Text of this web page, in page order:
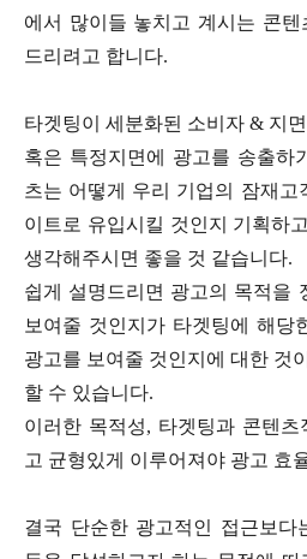
에서 많이들 놓치고 계시는 콘
드리려고 합니다.
타겟팅이 세분화된 소비자 & 지
혹은 특정지면에 광고를 송출하
츠는 어떻게 우리 기업의 잠재고
이트로 유입시킬 것인지 기획하
생각해주시면 좋을 것 같습니다.
쉽게 설명드리면 광고의 목적을
보여줄 것인지가 타겟팅에 해당
광고를 보여줄 것인지에 대한 것
할 수 있습니다.
이러한 목적성, 타겟팅과 콘텐
고 균형있게 이루어져야 광고 효
결국 단순한 광고적인 접근보다